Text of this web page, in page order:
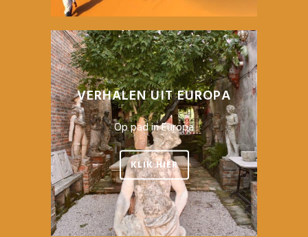
VERHALEN UIT EUROPA
Op pad in Europa
KLIK HIER